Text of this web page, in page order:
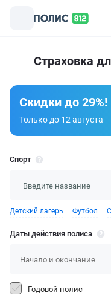
Страховка
Скидки до 29%!
Только до 12 августа
Спорт
Детский лагерь Футбол
Даты действия полиса
Годовой полис